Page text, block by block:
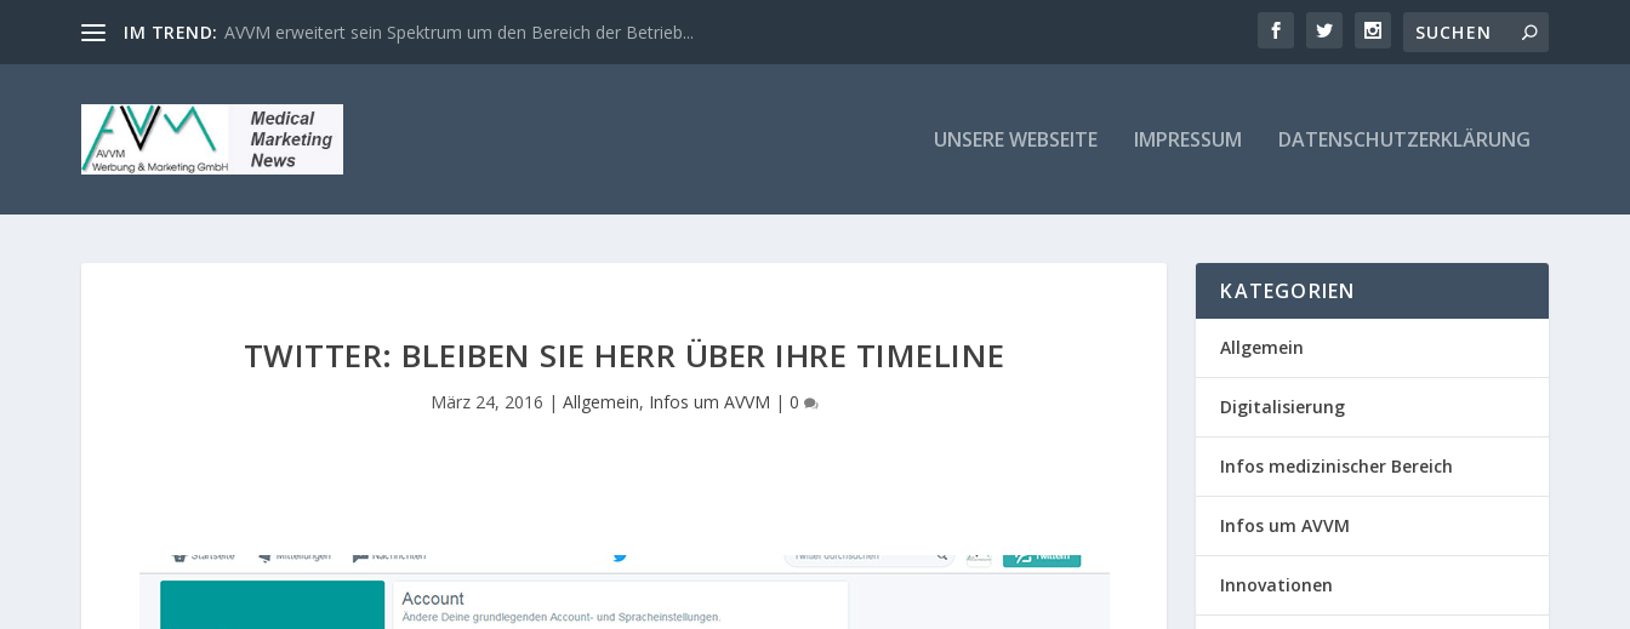
IM TREND: AVVM erweitert sein Spektrum um den Bereich der Betrieb...
UNSERE WEBSEITE IMPRESSUM DATENSCHUTZERKLÄRUNG
TWITTER: BLEIBEN SIE HERR ÜBER IHRE TIMELINE
März 24, 2016 | Allgemein, Infos um AVVM | 0
KATEGORIEN
Allgemein
Digitalisierung
Infos medizinischer Bereich
Infos um AVVM
Innovationen